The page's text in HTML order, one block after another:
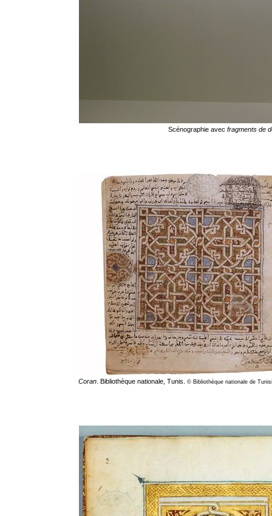
Scénographie avec fragments de
Coran . Bibliothèque nationale, Tunis. © Bibliothèque nationale de